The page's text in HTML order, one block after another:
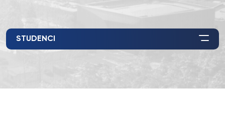
STUDENCI